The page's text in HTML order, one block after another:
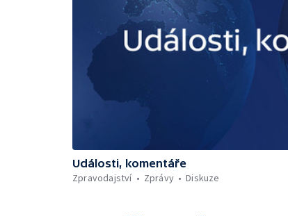
Události, komentáře
Zpravodajství
Zprávy Diskuze